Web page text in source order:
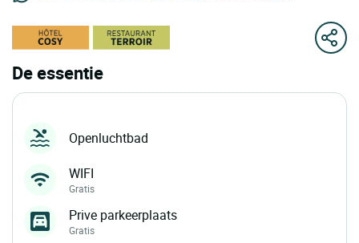
De essentie
Openluchtbad
WIFI
Gratis
Prive parkeerplaats
Gratis